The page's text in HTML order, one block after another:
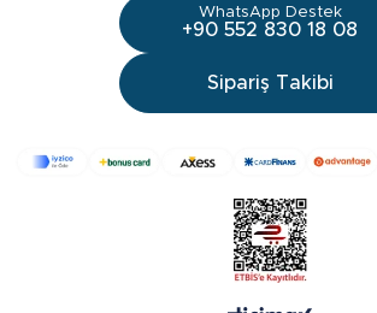
WhatsApp Destek
+90 552 830 18 08
Sipariş Takibi